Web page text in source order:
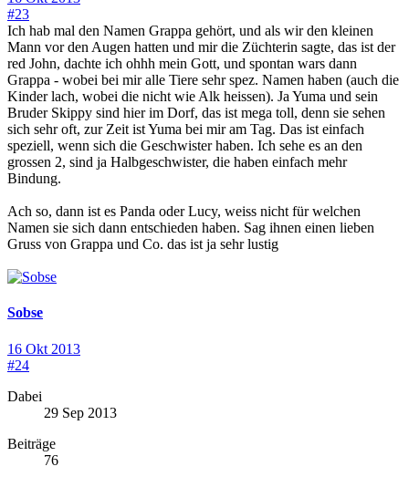
#23
Ich hab mal den Namen Grappa gehört, und als wir den kleinen
Mann vor den Augen hatten und mir die Züchterin sagte, das ist der
red John, dachte ich ohhh mein Gott, und spontan wars dann
Grappa - wobei bei mir alle Tiere sehr spez. Namen haben (auch die
Kinder lach, wobei die nicht wie Alk heissen). Ja Yuma und sein
Bruder Skippy sind hier im Dorf, das ist mega toll, denn sie sehen
sich sehr oft, zur Zeit ist Yuma bei mir am Tag. Das ist einfach
speziell, wenn sich die Geschwister haben. Ich sehe es an den
grossen 2, sind ja Halbgeschwister, die haben einfach mehr
Bindung.
Ach so, dann ist es Panda oder Lucy, weiss nicht für welchen
Namen sie sich dann entschieden haben. Sag ihnen einen lieben
Gruss von Grappa und Co. das ist ja sehr lustig
Sobse
16 Okt 2013
#24
Dabei
29 Sep 2013
Beiträge
76